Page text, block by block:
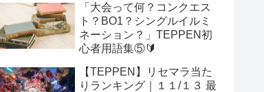
「大会って何？コンクエス
ト？BO1？シングルイルミ
ネーション？」TEPPEN初
心者用語集⑤🔰
【TEPPEN】リセマラ当た
りランキング｜１１/１３ 最